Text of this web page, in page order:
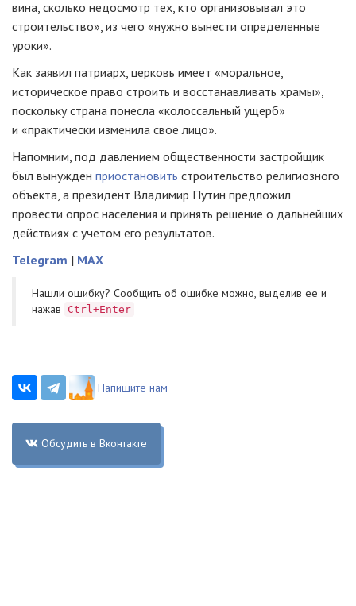
вина, сколько недосмотр тех, кто организовывал это
строительство», из чего «нужно вынести определенные
уроки».
Как заявил патриарх, церковь имеет «моральное,
историческое право строить и восстанавливать храмы»,
поскольку страна понесла «колоссальный ущерб»
и «практически изменила свое лицо».
Напомним, под давлением общественности застройщик
был вынужден приостановить строительство религиозного
объекта, а президент Владимир Путин предложил
провести опрос населения и принять решение о дальнейших
действиях с учетом его результатов.
Telegram | MAX
Нашли ошибку? Cообщить об ошибке можно, выделив ее и
нажав
Ctrl+Enter
Напишите нам
Обсудить в Вконтакте